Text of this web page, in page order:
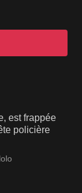
est frappée
policière